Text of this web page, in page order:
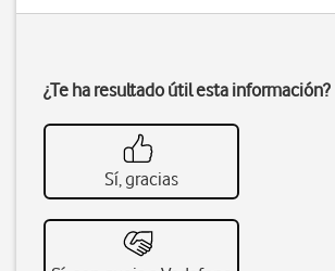
¿Te ha resultado útil esta información?
Sí, gracias